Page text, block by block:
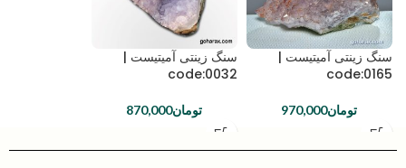
سنگ زینتی آمیتیست |
code:0165
تومان970,000
سنگ زینتی آمیتیست |
code:0032
تومان870,000